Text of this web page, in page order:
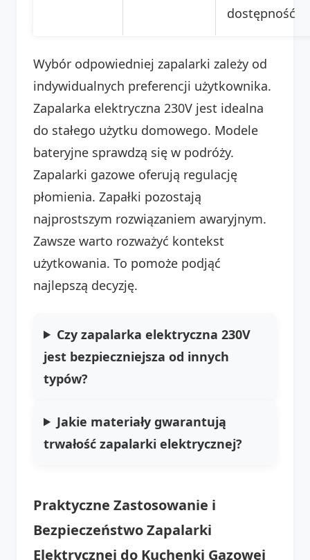
dostępność
Wybór odpowiedniej zapalarki zależy od
indywidualnych preferencji użytkownika.
Zapalarka elektryczna 230V jest idealna
do stałego użytku domowego. Modele
bateryjne sprawdzą się w podróży.
Zapalarki gazowe oferują regulację
płomienia. Zapałki pozostają
najprostszym rozwiązaniem awaryjnym.
Zawsze warto rozważyć kontekst
użytkowania. To pomoże podjąć
najlepszą decyzję.
Czy zapalarka elektryczna 230V
jest bezpieczniejsza od innych
typów?
Jakie materiały gwarantują
trwałość zapalarki elektrycznej?
Praktyczne Zastosowanie i
Bezpieczeństwo Zapalarki
Elektrycznej do Kuchenki Gazowej